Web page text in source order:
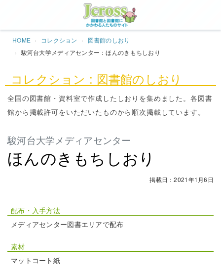
HOME コレクション
図書館のしおり
駿河台大学メディアセンター：ほんのきもちしおり
コレクション : 図書館のしおり
全国の図書館・資料室で作成したしおりを集めました。各図書
館から掲載許可をいただいたものから順次掲載しています。
駿河台大学メディアセンター
ほんのきもちしおり
掲載日：2021年1月6日
配布・入手方法
メディアセンター図書エリアで配布
素材
マットコート紙